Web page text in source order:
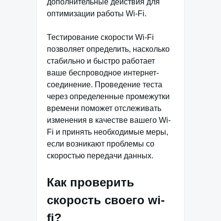
дополнительные действия для
оптимизации работы Wi-Fi.
Тестирование скорости Wi-Fi
позволяет определить, насколько
стабильно и быстро работает
ваше беспроводное интернет-
соединение. Проведение теста
через определенные промежутки
времени поможет отслеживать
изменения в качестве вашего Wi-
Fi и принять необходимые меры,
если возникают проблемы со
скоростью передачи данных.
Как проверить
скорость своего wi-
fi?